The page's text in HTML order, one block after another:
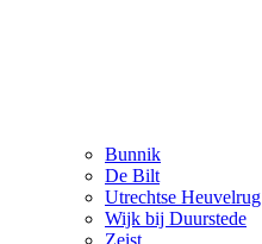
Bunnik
De Bilt
Utrechtse Heuvelrug
Wijk bij Duurstede